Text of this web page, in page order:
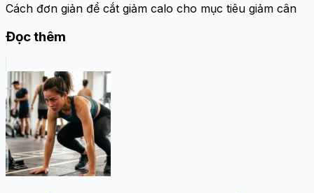
Cách đơn giản để cắt giảm calo cho mục tiêu giảm cân
Đọc thêm